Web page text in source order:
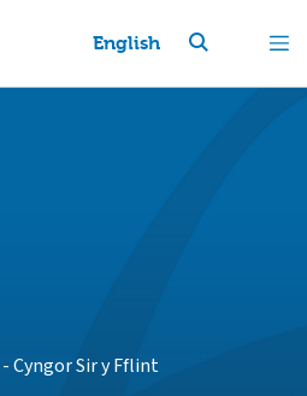
English
-Cyngor Sir y Fflint